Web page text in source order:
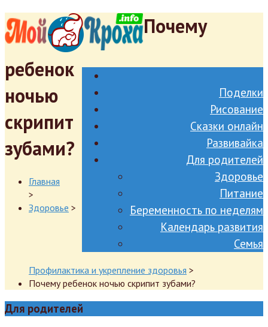
Поделки
Рисование
Сказки онлайн
Развивайка
Для родителей
Здоровье
Питание
Беременность по неделям
Календарь развития
Семья
Почему
ребенок
ночью
скрипит
зубами?
Главная
>
Здоровье >
Профилактика и укрепление здоровья >
Почему ребенок ночью скрипит зубами?
Для родителей